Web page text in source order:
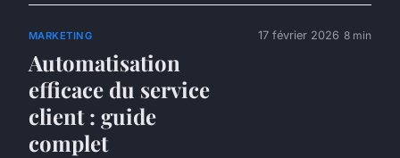
MARKETING
Automatisation
efficace du service
client : guide
complet
17 février 2026 8 min